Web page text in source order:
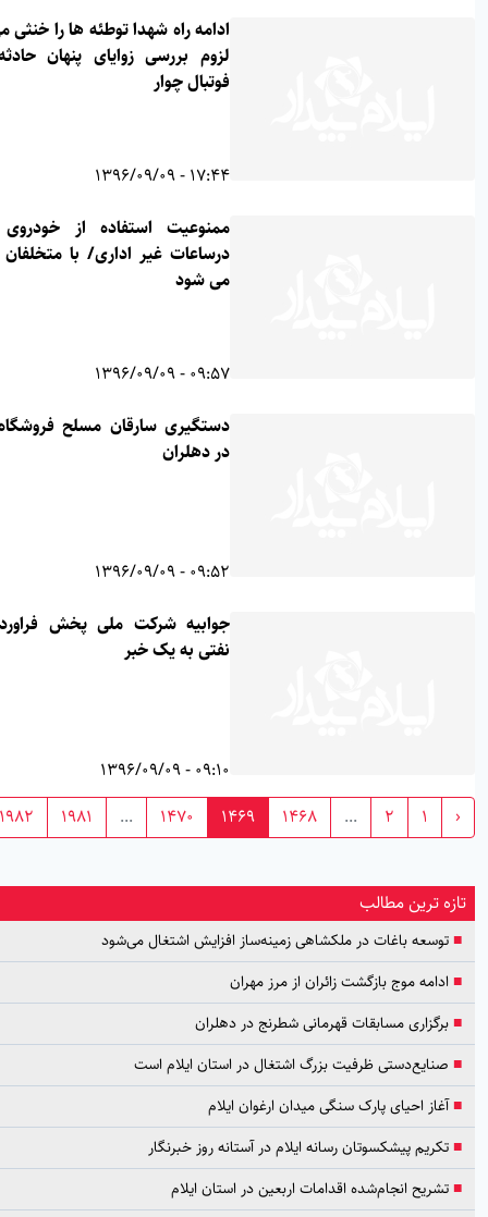
ادامه راه شهدا توطئه ها را خنثی می کند/
لزوم بررسی زوایای پنهان حادثه زمین
فوتبال چوار
ممنوعیت استفاده از خودروی دولتی
درساعات غیر اداری/ با متخلفان برخورد
دستگیری سارقان مسلح فروشگاه تهران
در دهلران
جوابیه شرکت ملی پخش فراورده های
نفتی به یک خبر
1468
1469
1470
...
1981
1982
›
مطالب
باغات در ملکشاهی زمینه‌ساز افزایش اشتغال می‌شود
موج بازگشت زائران از مرز مهران
مسابقات قهرمانی شطرنج در دهلران
ظرفیت بزرگ اشتغال در استان ایلام است
احیای پارک سنگی میدان ارغوان ایلام
پیشکسوتان رسانه ایلام در آستانه روز خبرنگار
انجام‌شده اقدامات اربعین در استان ایلام